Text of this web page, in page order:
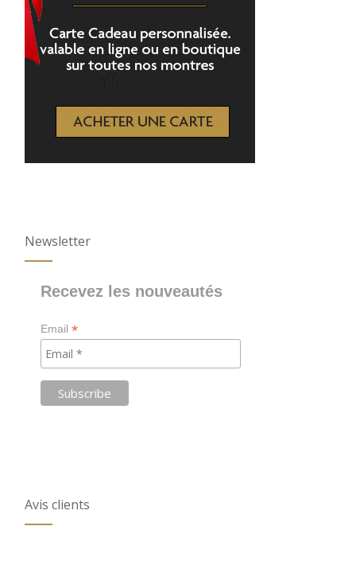
Newsletter
Recevez les nouveautés
Email*
Avis clients